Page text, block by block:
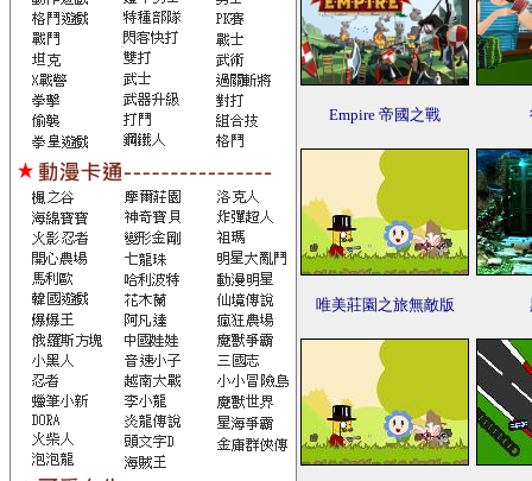
Empire 帝國之戰
唯美莊園之旅無敵版